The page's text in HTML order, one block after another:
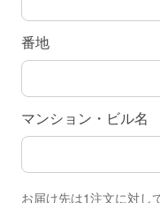
番地
マンション・ビル名
お届け先は1注文に対し